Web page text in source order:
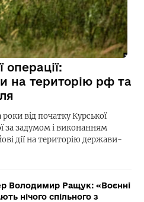
на територію рф та
від початку Курської
за задумом і виконанням
дії на територію держави-
Володимир Ращук: «Воєнні
нічого спільного з